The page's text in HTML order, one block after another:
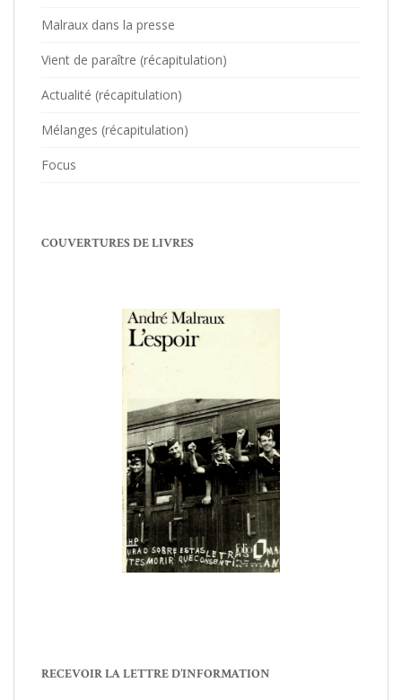
Malraux dans la presse
Vient de paraître (récapitulation)
Actualité (récapitulation)
Mélanges (récapitulation)
Focus
COUVERTURES DE LIVRES
RECEVOIR LA LETTRE D’INFORMATION